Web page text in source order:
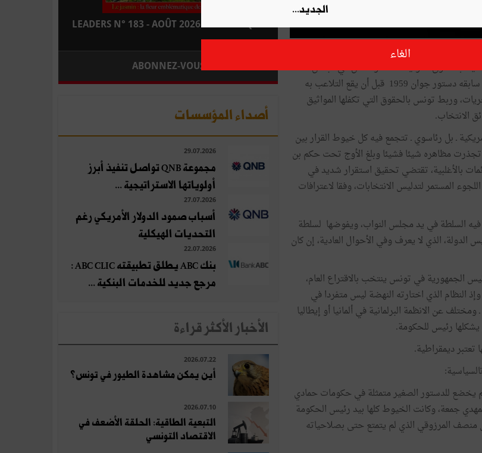
كل سنوات قليلة ، وإذ كان الدستور التونسي
والتصاقا شديدا بالحقوق الكونية ، كما هو الشأن في البلدان
العريقة في الديمقراطية، وكذلك تنظيما لمؤسسات الدولة، فقد اختلف عن سابقه دستور جوان 1959 قبل أن يقع التلاعب به
وربط تونس بالحقوق التي تكفلها المواثيق
الانتخاب.
ـ بل رئاسوي ـ تتجمع فيه كل خيوط القرار بين
تجذرت مظاهره شيئا فشيئا وبلغ الأوج تحت حكم بن
بالأغلبية، تقتضي تحقيق استقرار شديد في
البلاد مدة 55 سنة، زاد من حدته اللجوء المستمر لتدليس الانتخابات، وفقا لاعترافات
فيه السلطة في يد مجلس النواب، ويفوضها لسلطة
الذي لا يعرف وفي الأحوال العادية، إن كان
الجمهورية في تونس ينتخب بالاقتراع العام،
النظام الذي اختارته النهضة ليس متفردا في
عن الانظمة البرلمانية في ألمانيا أو إيطاليا
يشكلها رئيس للحكومة.
تعتبر ديمقراطية.
يخضع للدستور الصغير متمثلة في حكومات حمادي
جمعة، وكانت الخيوط كلها بيد رئيس الحكومة
المرزوقي الذي لم يتمتع حتى بصلاحياته
LEADERS N° 183 - AOÛT 2026 : EN KIOSQUE
ABONNEZ-VOUS
أصداء المؤسسات
29.07.2026
مجموعة QNB تواصل تنفيذ أبرز
أولوياتها الاستراتيجية ...
27.07.2026
أسباب صمود الدولار الأمريكي رغم
التحديات الهيكلية
22.07.2026
بنك ABC يطلق تطبيقته ABC CLIC :
مرجع جديد للخدمات البنكية ...
الأخبار الأكثر قراءة
2026.07.22
أين يمكن مشاهدة الطيور في تونس؟
2026.07.10
التبعية الطاقية: الحلقة الأضعف في
الاقتصاد التونسي
الجديد...
الغاء